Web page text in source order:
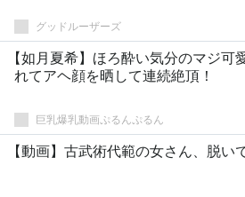
グッドルーザーズ
【如月夏希】ほろ酔い気分のマジ可
れてアヘ顔を晒して連続絶頂！
巨乳爆乳動画ぷるんぷるん
【動画】古武術代範の女さん、脱い